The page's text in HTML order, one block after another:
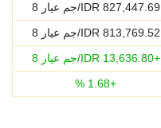
827,447.69
813,769.52
+
13,636.80
+
1.68
%